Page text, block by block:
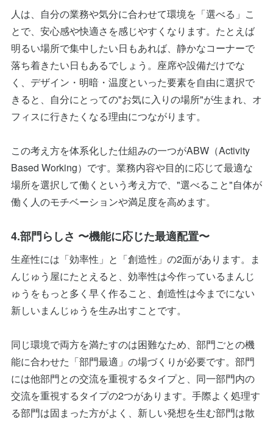
人は、自分の業務や気分に合わせて環境を「選べる」こ
とで、安心感や快適さを感じやすくなります。たとえば
明るい場所で集中したい日もあれば、静かなコーナーで
落ち着きたい日もあるでしょう。座席や設備だけでな
く、デザイン・明暗・温度といった要素を自由に選択で
きると、自分にとっての"お気に入りの場所"が生まれ、オ
フィスに行きたくなる理由につながります。
この考え方を体系化した仕組みの一つがABW（Activity
Based Working）です。業務内容や目的に応じて最適な
場所を選択して働くという考え方で、"選べること"自体が
働く人のモチベーションや満足度を高めます。
4.部門らしさ 〜機能に応じた最適配置〜
生産性には「効率性」と「創造性」の2面があります。ま
んじゅう屋にたとえると、効率性は今作っているまんじ
ゅうをもっと多く早く作ること、創造性は今までにない
新しいまんじゅうを生み出すことです。
同じ環境で両方を満たすのは困難なため、部門ごとの機
能に合わせた「部門最適」の場づくりが必要です。部門
には他部門との交流を重視するタイプと、同一部門内の
交流を重視するタイプの2つがあります。手際よく処理す
る部門は固まった方がよく、新しい発想を生む部門は散